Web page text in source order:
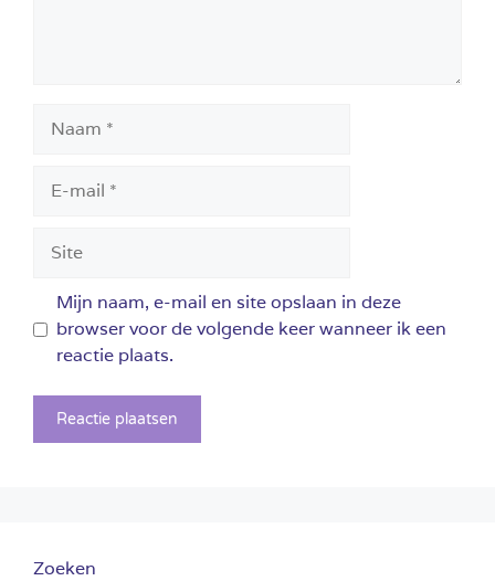
mail
Mijn naam, e-mail en site opslaan in deze
browser voor de volgende keer wanneer ik een
reactie plaats.
Zoeken